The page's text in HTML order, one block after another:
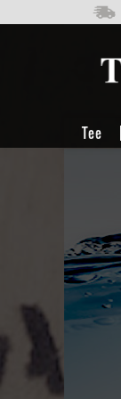
Tee
FILTER